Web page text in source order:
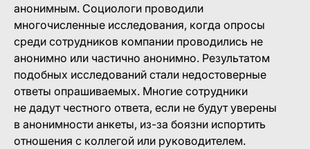
анонимным. Социологи проводили
многочисленные исследования, когда опросы
среди сотрудников компании проводились не
анонимно или частично анонимно. Результатом
подобных исследований стали недостоверные
ответы опрашиваемых. Многие сотрудники
не дадут честного ответа, если не будут уверены
в анонимности анкеты, из-за боязни испортить
отношения с коллегой или руководителем.